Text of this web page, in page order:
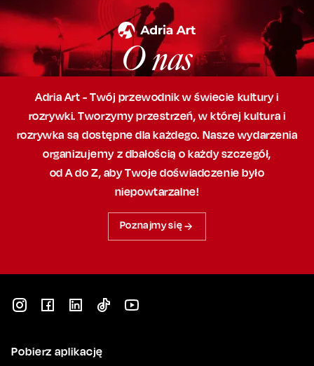
O nas
Adria Art - Twój przewodnik w świecie kultury i
rozrywki. Tworzymy przestrzeń,w której kultura i
rozrywka są dostępne dla każdego. Nasze wydarzenia
organizujemy z dbałością o każdy szczegół,
od A do Z, abyTwoje doświadczenie było
niepowtarzalne!
Poznajmy się
Pobierz aplikację